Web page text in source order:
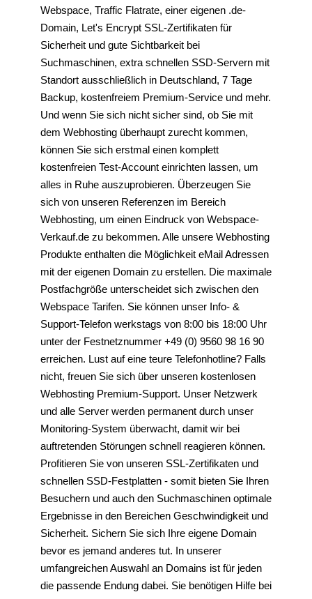
Webspace, Traffic Flatrate, einer eigenen .de-
Domain, Let's Encrypt SSL-Zertifikaten für
Sicherheit und gute Sichtbarkeit bei
Suchmaschinen, extra schnellen SSD-Servern mit
Standort ausschließlich in Deutschland, 7 Tage
Backup, kostenfreiem Premium-Service und mehr.
Und wenn Sie sich nicht sicher sind, ob Sie mit
dem Webhosting überhaupt zurecht kommen,
können Sie sich erstmal einen komplett
kostenfreien Test-Account einrichten lassen, um
alles in Ruhe auszuprobieren. Überzeugen Sie
sich von unseren Referenzen im Bereich
Webhosting, um einen Eindruck von Webspace-
Verkauf.de zu bekommen. Alle unsere Webhosting
Produkte enthalten die Möglichkeit eMail Adressen
mit der eigenen Domain zu erstellen. Die maximale
Postfachgröße unterscheidet sich zwischen den
Webspace Tarifen. Sie können unser Info- &
Support-Telefon werkstags von 8:00 bis 18:00 Uhr
unter der Festnetznummer +49 (0) 9560 98 16 90
erreichen. Lust auf eine teure Telefonhotline? Falls
nicht, freuen Sie sich über unseren kostenlosen
Webhosting Premium-Support. Unser Netzwerk
und alle Server werden permanent durch unser
Monitoring-System überwacht, damit wir bei
auftretenden Störungen schnell reagieren können.
Profitieren Sie von unseren SSL-Zertifikaten und
schnellen SSD-Festplatten - somit bieten Sie Ihren
Besuchern und auch den Suchmaschinen optimale
Ergebnisse in den Bereichen Geschwindigkeit und
Sicherheit. Sichern Sie sich Ihre eigene Domain
bevor es jemand anderes tut. In unserer
umfangreichen Auswahl an Domains ist für jeden
die passende Endung dabei. Sie benötigen Hilfe bei